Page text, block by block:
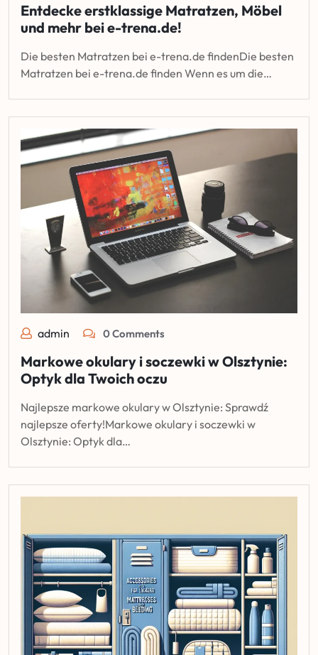
Entdecke erstklassige Matratzen, Möbel
und mehr bei e-trena.de!
Die besten Matratzen bei e-trena.de findenDie besten
Matratzen bei e-trena.de finden Wenn es um die…
admin 0 Comments
Markowe okulary i soczewki w Olsztynie:
Optyk dla Twoich oczu
Najlepsze markowe okulary w Olsztynie: Sprawdź
najlepsze oferty!Markowe okulary i soczewki w
Olsztynie: Optyk dla…